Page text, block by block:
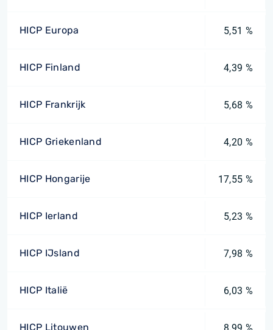
HICP Europa 5,51 %
HICP Finland 4,39 %
HICP Frankrijk 5,68 %
HICP Griekenland 4,20 %
HICP Hongarije 17,55 %
HICP Ierland 5,23 %
HICP IJsland 7,98 %
HICP Italië 6,03 %
HICP Litouwen 8,99 %